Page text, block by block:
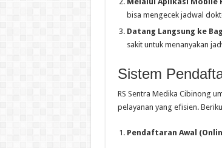
bisa mengecek jadwal
Datang Langsung ke
sakit untuk menanyakan
Sistem
RS Sentra Medika Cibinong
pelayanan yang efisien.
Pendaftaran Awal